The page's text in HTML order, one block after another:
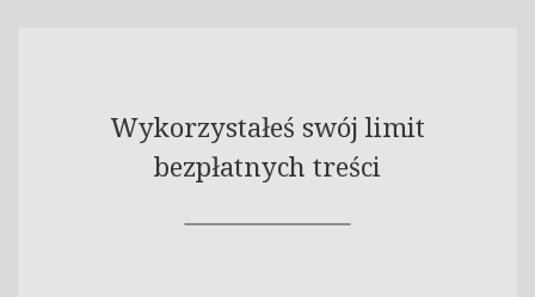
Wykorzystałeś swój limit
bezpłatnych treści